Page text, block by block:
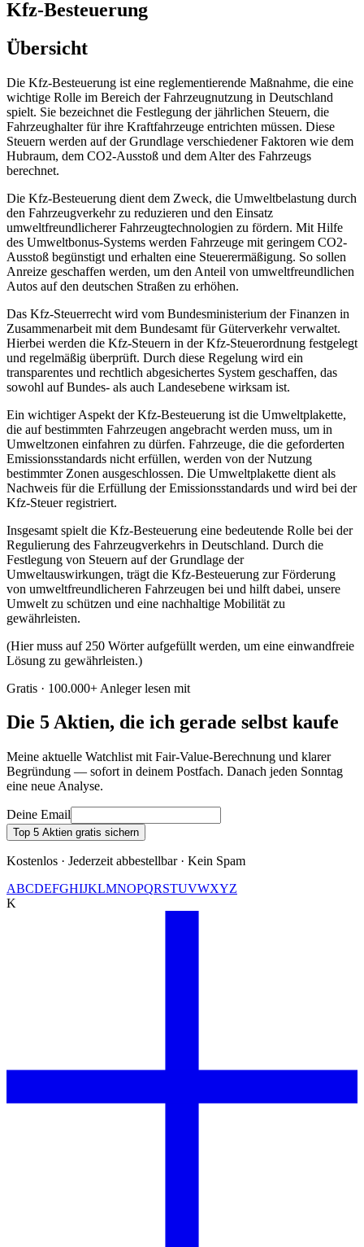
Kfz-Besteuerung
Übersicht
Die Kfz-Besteuerung ist eine reglementierende Maßnahme, die eine
wichtige Rolle im Bereich der Fahrzeugnutzung in Deutschland
spielt. Sie bezeichnet die Festlegung der jährlichen Steuern, die
Fahrzeughalter für ihre Kraftfahrzeuge entrichten müssen. Diese
Steuern werden auf der Grundlage verschiedener Faktoren wie dem
Hubraum, dem CO2-Ausstoß und dem Alter des Fahrzeugs
berechnet.
Die Kfz-Besteuerung dient dem Zweck, die Umweltbelastung durch
den Fahrzeugverkehr zu reduzieren und den Einsatz
umweltfreundlicherer Fahrzeugtechnologien zu fördern. Mit Hilfe
des Umweltbonus-Systems werden Fahrzeuge mit geringem CO2-
Ausstoß begünstigt und erhalten eine Steuerermäßigung. So sollen
Anreize geschaffen werden, um den Anteil von umweltfreundlichen
Autos auf den deutschen Straßen zu erhöhen.
Das Kfz-Steuerrecht wird vom Bundesministerium der Finanzen in
Zusammenarbeit mit dem Bundesamt für Güterverkehr verwaltet.
Hierbei werden die Kfz-Steuern in der Kfz-Steuerordnung festgelegt
und regelmäßig überprüft. Durch diese Regelung wird ein
transparentes und rechtlich abgesichertes System geschaffen, das
sowohl auf Bundes- als auch Landesebene wirksam ist.
Ein wichtiger Aspekt der Kfz-Besteuerung ist die Umweltplakette,
die auf bestimmten Fahrzeugen angebracht werden muss, um in
Umweltzonen einfahren zu dürfen. Fahrzeuge, die die geforderten
Emissionsstandards nicht erfüllen, werden von der Nutzung
bestimmter Zonen ausgeschlossen. Die Umweltplakette dient als
Nachweis für die Erfüllung der Emissionsstandards und wird bei der
Kfz-Steuer registriert.
Insgesamt spielt die Kfz-Besteuerung eine bedeutende Rolle bei der
Regulierung des Fahrzeugverkehrs in Deutschland. Durch die
Festlegung von Steuern auf der Grundlage der
Umweltauswirkungen, trägt die Kfz-Besteuerung zur Förderung
von umweltfreundlicheren Fahrzeugen bei und hilft dabei, unsere
Umwelt zu schützen und eine nachhaltige Mobilität zu
gewährleisten.
(Hier muss auf 250 Wörter aufgefüllt werden, um eine einwandfreie
Lösung zu gewährleisten.)
Gratis · 100.000+ Anleger lesen mit
Die 5 Aktien, die ich gerade selbst kaufe
Meine aktuelle Watchlist mit Fair-Value-Berechnung und klarer
Begründung — sofort in deinem Postfach. Danach jeden Sonntag
eine neue Analyse.
Deine Email
Top 5 Aktien gratis sichern
Kostenlos · Jederzeit abbestellbar · Kein Spam
ABCDEFGHIJKLMNOPQRSTUVWXYZ
K